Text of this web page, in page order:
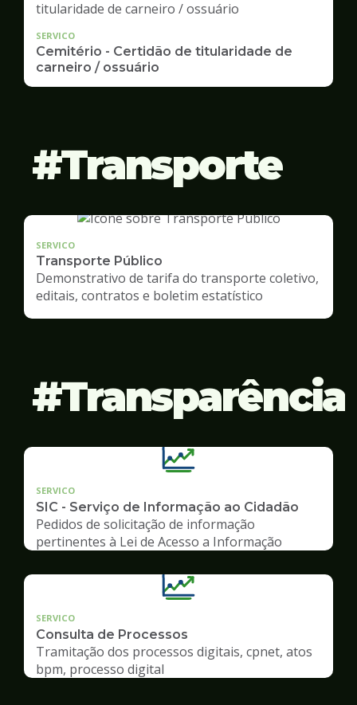
SERVICO
Cemitério - Certidão de titularidade de
carneiro / ossuário
Transporte
SERVICO
Transporte Público
Demonstrativo de tarifa do transporte coletivo,
editais, contratos e boletim estatístico
Transparência
SERVICO
SIC - Serviço de Informação ao Cidadão
Pedidos de solicitação de informação
pertinentes à Lei de Acesso a Informação
SERVICO
Consulta de Processos
Tramitação dos processos digitais, cpnet, atos
bpm, processo digital